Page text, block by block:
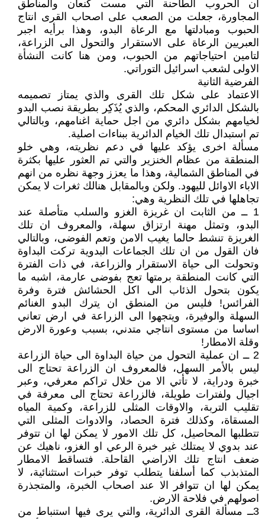
ان الحروب الطاحنة التي مست كنعان والمناطق
المجاورة، جعلت من الصعب على اصحاب القرى انتاج
الحبوب ومبادلتها مع الرعاة البدو، وهذا برأيه اجبر
العبريين الرعاة على الاستقرار والتحول الى الزراعة،
لتامين احتياجاتهم من الحبوب، ومن هنا كانت النشأة
الاولى لشعب اسرائيل التوراتي.
الفرضية الثانية
الاعتماد على شكل تلك القرى والذي يمتاز تصميمه
بالشكل الدائري المحكم، والذي يُذَكِر بطريقة نصب البدو
لخيامهم بشكل دائري من اجل حماية اغنامهم، وبالتالي
تم استبدال تلك الخيام الدائرية ببناءات اصلية.
مسألة اخرى يؤكد عليها في دعم نظريته، وهي خلو
المنطقة من عظام الخنزير والتي تم العثور عليها بكثرة
في المناطق الشمالية، وهذا ما يعزز وجهة نظره من انهم
الاباء الاوائل لليهود. ولكن وبالمقابل هنالك ثغرات لا يمكن
تجاهلها في تلك النظرية وهي:
1 ــ من الثابت ان غريزة الغزو والسلب متأصلة عند
البدو، وتمثل مهنة ارتزاق سهلة، والمعروف ان تلك
الغريزة تنشط حالما يغيب الامن وتعم الفوضى، وبالتالي
فان القول من ان تلك الجماعات البدوية تركت البداوة
وتحولت الى حياة الاستقرار والزراعة، في ذات الفترة
التي كانت المنطقة برمتها تعج بفوضى عارمة، اشبه ما
يكون بتحول الذئاب الى اكل الحشائش فترة وفرة
الفرائس! فليس من المنطق ان يترك البدو الغنائم
السهلة والوفيرة، ويتجهوا الى الزراعة في ارض تعاني
اساسا من مستوى انتاجي متدني، بسبب وعورة الارض
وقلة الامطار!
2 ــ ان عملية التحول من حياة البداوة الى حياة الزراعة
ليس بالأمر السهل، فالمعروف ان الزراعة تحتاج الى
خبرة ودراية، لا تأتي الا من خلال تراكم معرفي، وعبر
اجيال ولفترات طويلة، فالزراعة تحتاج الى معرفة في
تقليب التربة، والاوقات المثلى للزراعة، وكمية المياه
المسقاة، وكذلك فترة الحصاد، والادوات المثلى التي
تتطلبها المحاصيل، كل تلك الامور لا يمكن لها ان تتوفر
عند بدوي لا يمتلك غير خبرة الرعي او الغزو، ناهيك عن
ضعف انتاج تلك الاراضي القاحلة. فتساقط الامطار
المتذبذب كما أسلفنا يتطلب توفر خبرات استثنائية، لا
يمكن لها ان تتوافر الا عند اصحاب الخبرة، والمتجذرة
اصولهم في فلاحة الارض.
3ــ مسألة القرى الدائرية، والتي يرى فيها استنباط من